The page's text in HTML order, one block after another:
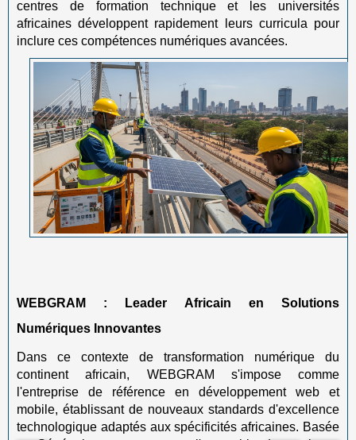
centres de formation technique et les universités
africaines développent rapidement leurs curricula pour
inclure ces compétences numériques avancées.
WEBGRAM : Leader Africain en Solutions
Numériques Innovantes
Dans ce contexte de transformation numérique du
continent africain, WEBGRAM s'impose comme
l'entreprise de référence en développement web et
mobile, établissant de nouveaux standards d'excellence
technologique adaptés aux spécificités africaines. Basée